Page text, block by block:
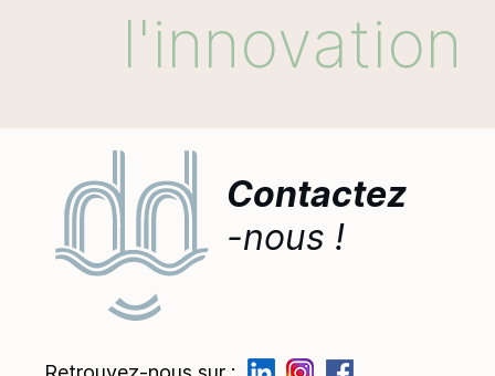
l'innovation
Contactez
-nous !